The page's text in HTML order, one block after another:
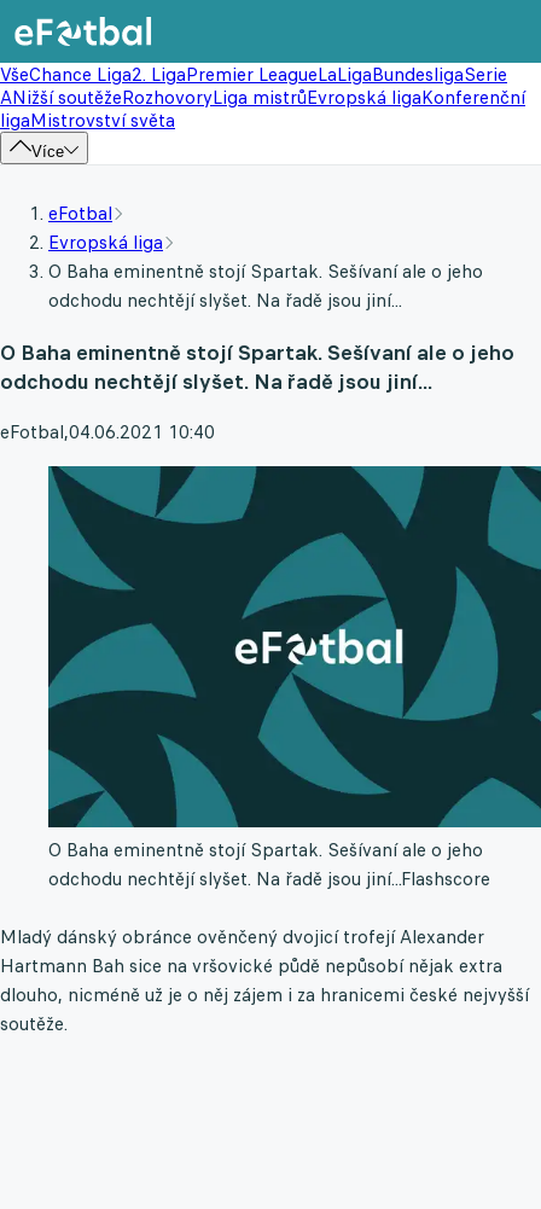
VšeChance Liga2. LigaPremier LeagueLaLigaBundesligaSerie
ANižší soutěžeRozhovoryLiga mistrůEvropská ligaKonferenční
ligaMistrovství světa
Více
eFotbal
Evropská liga
O Baha eminentně stojí Spartak. Sešívaní ale o jeho
odchodu nechtějí slyšet. Na řadě jsou jiní...
O Baha eminentně stojí Spartak. Sešívaní ale o jeho
odchodu nechtějí slyšet. Na řadě jsou jiní...
eFotbal,04.06.2021 10:40
O Baha eminentně stojí Spartak. Sešívaní ale o jeho
odchodu nechtějí slyšet. Na řadě jsou jiní...Flashscore
Mladý dánský obránce ověnčený dvojicí trofejí Alexander
Hartmann Bah sice na vršovické půdě nepůsobí nějak extra
dlouho, nicméně už je o něj zájem i za hranicemi české nejvyšší
soutěže.